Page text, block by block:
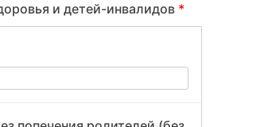
и детей-инвалидов *